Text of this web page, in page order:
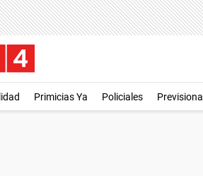
Primicias Ya Policiales Previsional